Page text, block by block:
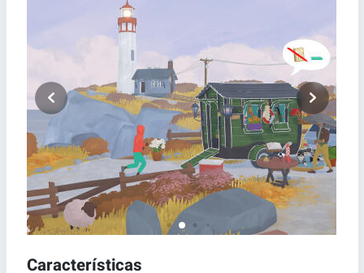
Características